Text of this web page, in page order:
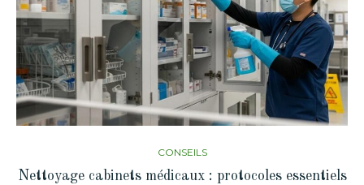
CONSEILS
Nettoyage cabinets médicaux : protocoles essentiels